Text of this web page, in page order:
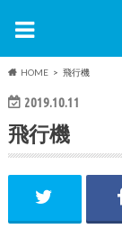
HOME 飛行機
2019.10.11
飛行機